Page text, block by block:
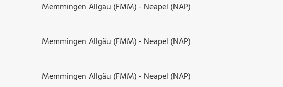
Memmingen Allgäu (FMM) - Neapel (NAP)
Memmingen Allgäu (FMM) - Neapel (NAP)
Memmingen Allgäu (FMM) - Neapel (NAP)